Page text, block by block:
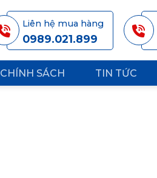
Liên hệ mua hàng
0989.021.899
CHÍNH SÁCH TIN TỨC